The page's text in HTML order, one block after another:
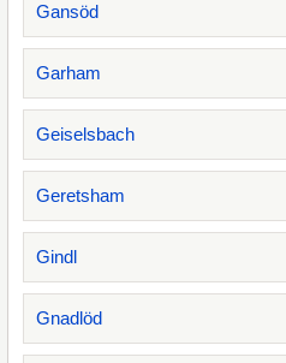
Gansöd
Garham
Geiselsbach
Geretsham
Gindl
Gnadlöd